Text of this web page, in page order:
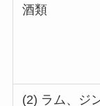
酒類
(2) ラム、ジ